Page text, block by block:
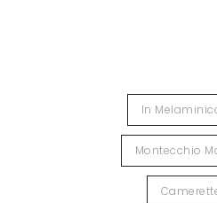
In
Montecchio